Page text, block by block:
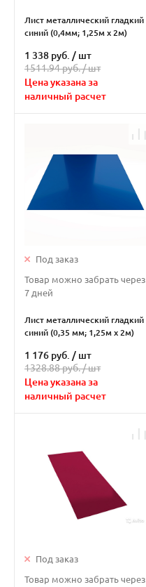
Лист металлический гладкий
синий (0,4мм; 1,25м х 2м)
1 338 руб. / шт
1511.94 руб. /шт
Цена указана за
наличный расчет
Под заказ
Товар можно забрать через
7 дней
Лист металлический гладкий
синий (0,35 мм; 1,25м х 2м)
1 176 руб. / шт
1328.88 руб. /шт
Цена указана за
наличный расчет
Под заказ
Товар можно забрать через